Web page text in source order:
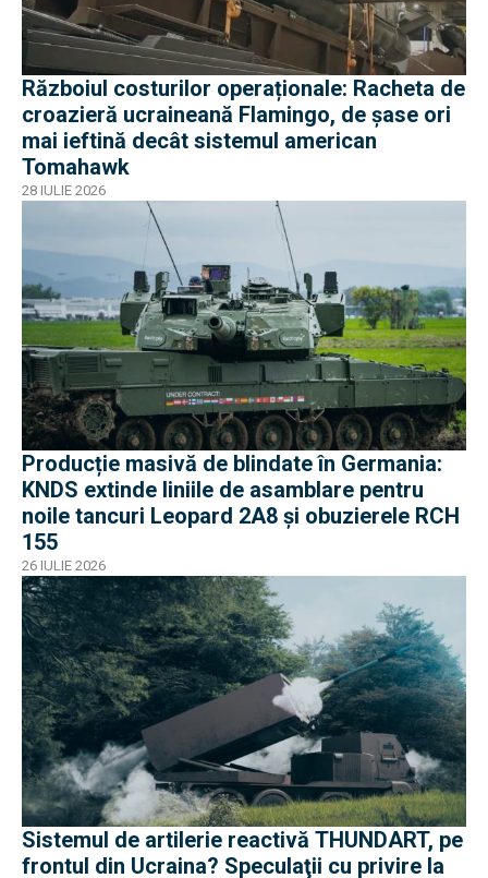
Războiul costurilor operaționale: Racheta de
croazieră ucraineană Flamingo, de șase ori
mai ieftină decât sistemul american
Tomahawk
28 IULIE 2026
Producție masivă de blindate în Germania:
KNDS extinde liniile de asamblare pentru
noile tancuri Leopard 2A8 și obuzierele RCH
155
26 IULIE 2026
Sistemul de artilerie reactivă THUNDART, pe
frontul din Ucraina? Speculaţii cu privire la